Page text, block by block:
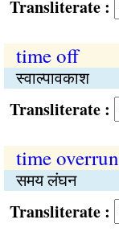
:
time off
स्वाल्पावकाश
:
time overrun
समय लंघन
: